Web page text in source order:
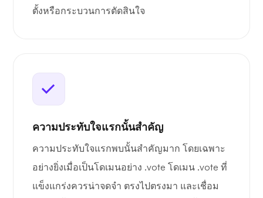
ตั้งหรือกระบวนการตัดสินใจ
ความประทับใจแรกนั้นสำคัญ
ความประทับใจแรกพบนั้นสำคัญมาก โดยเฉพาะ
อย่างยิ่งเมื่อเป็นโดเมนอย่าง .vote โดเมน .vote ที่
แข็งแกร่งควรน่าจดจำ ตรงไปตรงมา และเชื่อม